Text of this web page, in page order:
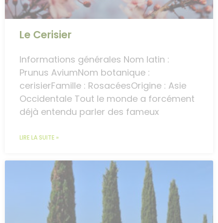
Le Cerisier
Informations générales Nom latin :
Prunus AviumNom botanique :
cerisierFamille : RosacéesOrigine : Asie
Occidentale Tout le monde a forcément
déjà entendu parler des fameux
LIRE LA SUITE »